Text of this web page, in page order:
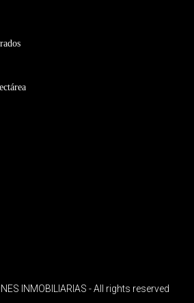
INMOBILIARIAS - All rights reserved